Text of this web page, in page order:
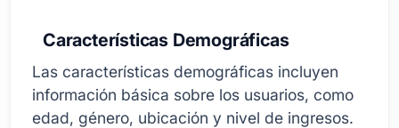
Características Demográficas
Las características demográficas incluyen
información básica sobre los usuarios, como
edad, género, ubicación y nivel de ingresos.